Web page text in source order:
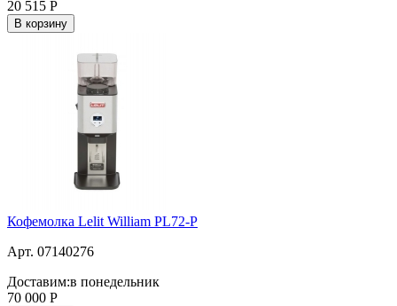
20 515 Р
В корзину
Кофемолка Lelit William PL72-P
Арт. 07140276
Доставим:в понедельник
70 000 Р